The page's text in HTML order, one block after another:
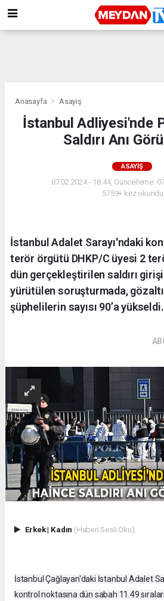
Anasayfa Asayiş
İstanbul Adliyesi'nde
Saldırı Anı
ASAYIŞ
07.02.2024 - 18:44, Güncelleme:
5759+ kez okundu.
İstanbul Adalet Sarayı'ndaki
terör örgütü DHKP/C üyesi 2
dün gerçekleştirilen saldırı
yürütülen soruşturmada,
şüphelilerin sayısı 90’a yükseldi.
Erkek| Kadın (Haberi Sesli Oku)
İstanbul Çağlayan'daki İstanbul Adalet
kontrol noktasına dün sabah 11.49